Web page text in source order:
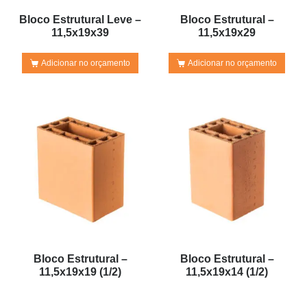
Bloco Estrutural Leve –
11,5x19x39
Adicionar no orçamento
Bloco Estrutural –
11,5x19x29
Adicionar no orçamento
Bloco Estrutural –
11,5x19x19 (1/2)
Bloco Estrutural –
11,5x19x14 (1/2)